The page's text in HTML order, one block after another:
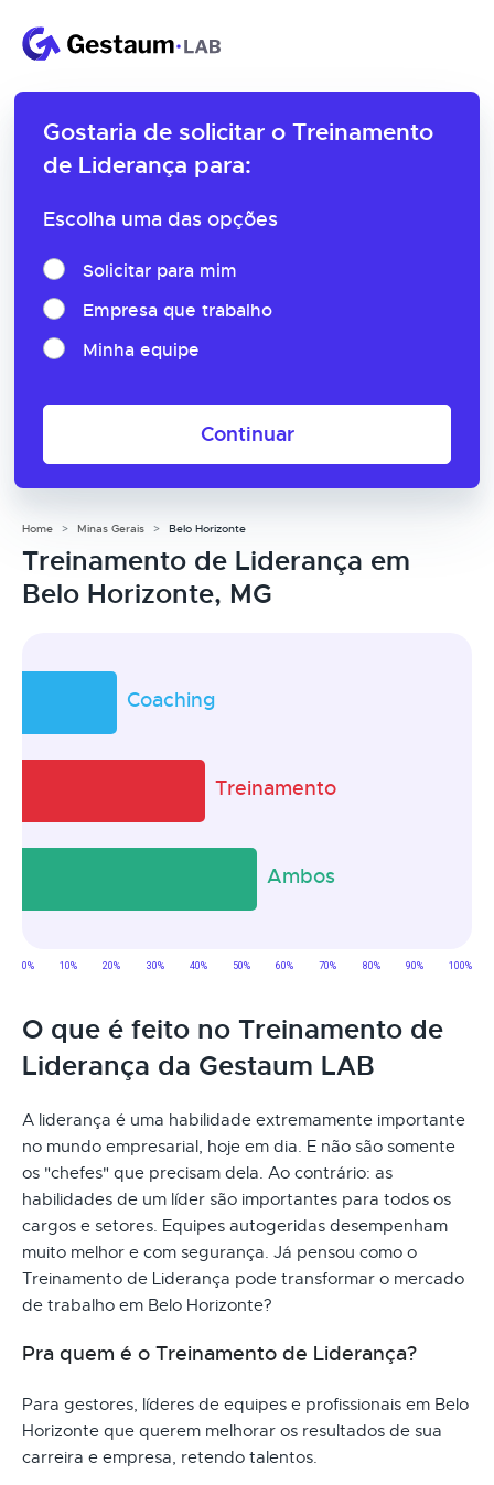
Gostaria de solicitar o Treinamento
de Liderança para:
Escolha uma das opções
Solicitar para mim
Empresa que trabalho
Minha equipe
Continuar
Home Minas Gerais Belo Horizonte
Treinamento de Liderança em
Belo Horizonte, MG
O que é feito no Treinamento de
Liderança da Gestaum LAB
A liderança é uma habilidade extremamente importante
no mundo empresarial, hoje em dia. E não são somente
os "chefes" que precisam dela. Ao contrário: as
habilidades de um líder são importantes para todos os
cargos e setores. Equipes autogeridas desempenham
muito melhor e com segurança. Já pensou como o
Treinamento de Liderança pode transformar o mercado
de trabalho em Belo Horizonte?
Pra quem é o Treinamento de Liderança?
Para gestores, líderes de equipes e profissionais em Belo
Horizonte que querem melhorar os resultados de sua
carreira e empresa, retendo talentos.